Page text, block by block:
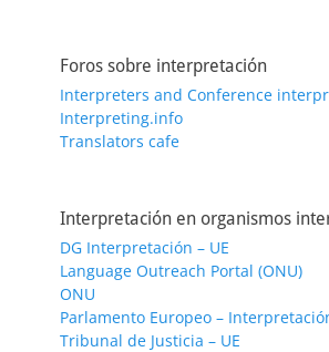
Foros sobre interpretación
Interpreters and Conference
Interpreting.info
Translators cafe
Interpretación en organismos
DG Interpretación – UE
Language Outreach Portal (ONU)
ONU
Parlamento Europeo –
Tribunal de Justicia – UE